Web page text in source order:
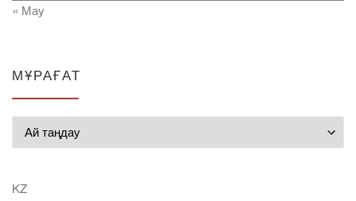
« Мау
МҰРАҒАТ
KZ